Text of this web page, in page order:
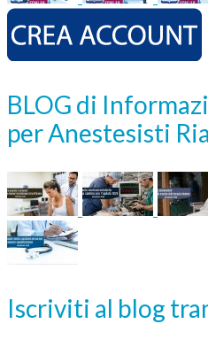
BLOG di
per Anestesisti
Iscriviti al blog